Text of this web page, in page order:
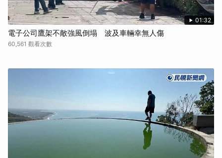
01:32
電子公司鷹架不敵強風倒塌 波及車輛幸無人傷
60,561 觀看次數